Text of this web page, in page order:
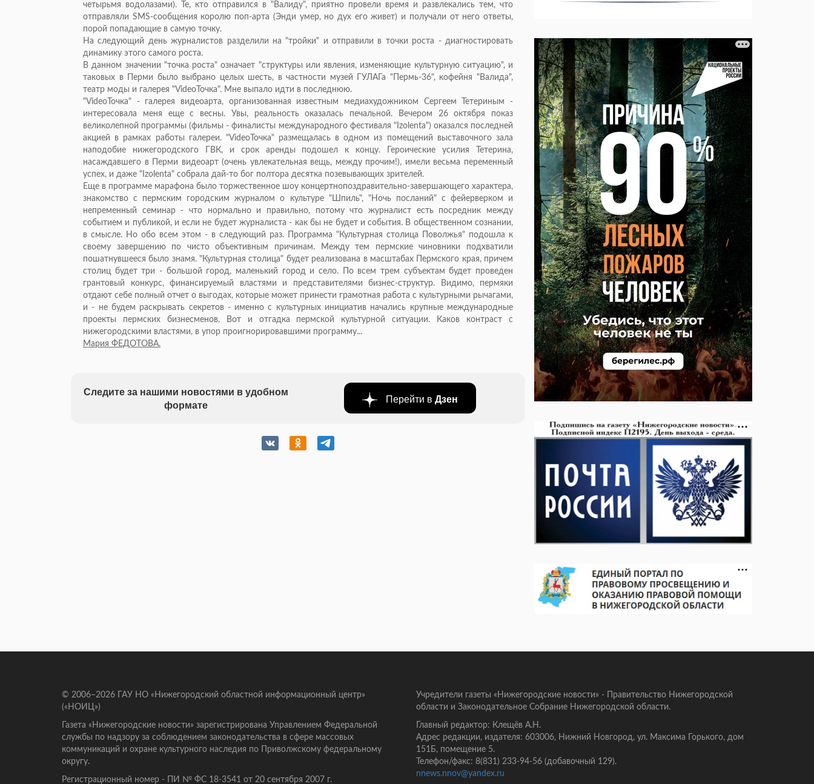
четырьмя водолазами). Те, кто отправился в "Валиду", приятно провели время и развлекались тем, что
отправляли SMS-сообщения королю поп-арта (Энди умер, но дух его живет) и получали от него ответы,
порой попадающие в самую точку.
На следующий день журналистов разделили на "тройки" и отправили в точки роста - диагностировать
динамику этого самого роста.
В данном значении "точка роста" означает "структуры или явления, изменяющие культурную ситуацию", и
таковых в Перми было выбрано целых шесть, в частности музей ГУЛАГа "Пермь-36", кофейня "Валида",
театр моды и галерея "VideoТочка". Мне выпало идти в последнюю.
"VideoТочка" - галерея видеоарта, организованная известным медиахудожником Сергеем Тетериным -
интересовала меня еще с весны. Увы, реальность оказалась печальной. Вечером 26 октября показ
великолепной программы (фильмы - финалисты международного фестиваля "Izolenta") оказался последней
акцией в рамках работы галереи. "VideoТочка" размещалась в одном из помещений выставочного зала
наподобие нижегородского ГВК, и срок аренды подошел к концу. Героические усилия Тетерина,
насаждавшего в Перми видеоарт (очень увлекательная вещь, между прочим!), имели весьма переменный
успех, и даже "Izolenta" собрала дай-то бог полтора десятка позевывающих зрителей.
Еще в программе марафона было торжественное шоу концертнопоздравительно-завершающего характера,
знакомство с пермским городским журналом о культуре "Шпиль", "Ночь посланий" с фейерверком и
непременный семинар - что нормально и правильно, потому что журналист есть посредник между
событием и публикой, и если не будет журналиста - как бы не будет и события. В общественном сознании,
в смысле. Но обо всем этом - в следующий раз. Программа "Культурная столица Поволжья" подошла к
своему завершению по чисто объективным причинам. Между тем пермские чиновники подхватили
пошатнувшееся было знамя. "Культурная столица" будет реализована в масштабах Пермского края, причем
столиц будет три - большой город, маленький город и село. По всем трем субъектам будет проведен
грантовый конкурс, финансируемый властями и представителями бизнес-структур. Видимо, пермяки
отдают себе полный отчет о выгодах, которые может принести грамотная работа с культурными рычагами,
и - не будем раскрывать секретов - именно с культурных инициатив начались крупные международные
проекты пермских бизнесменов. Вот и отгадка пермской культурной ситуации. Каков контраст с
нижегородскими властями, в упор проигнорировавшими программу...
Мария ФЕДОТОВА.
Следите за нашими новостями в удобном
формате
Перейти в Дзен
© 2006–2026 ГАУ НО «Нижегородский областной информационный центр»
(«НОИЦ»)
Газета «Нижегородские новости» зарегистрирована Управлением Федеральной
службы по надзору за соблюдением законодательства в сфере массовых
коммуникаций и охране культурного наследия по Приволжскому федеральному
округу.
Регистрационный номер - ПИ № ФС 18-3541 от 20 сентября 2007 г.
Учредители газеты «Нижегородские новости» - Правительство Нижегородской
области и Законодательное Собрание Нижегородской области.
Главный редактор: Клещёв А.Н.
Адрес редакции, издателя: 603006, Нижний Новгород, ул. Максима Горького, дом
151Б, помещение 5.
Телефон/факс: 8(831) 233-94-56 (добавочный 129).
nnews.nnov@yandex.ru